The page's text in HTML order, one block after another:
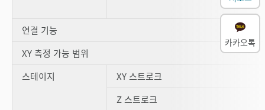
연결 기능
XY 측정 가능 범위
스테이지
XY 스트로크
Z 스트로크
카카오톡